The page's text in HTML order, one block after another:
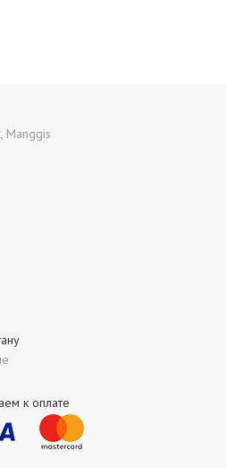
к оплате
Manggis